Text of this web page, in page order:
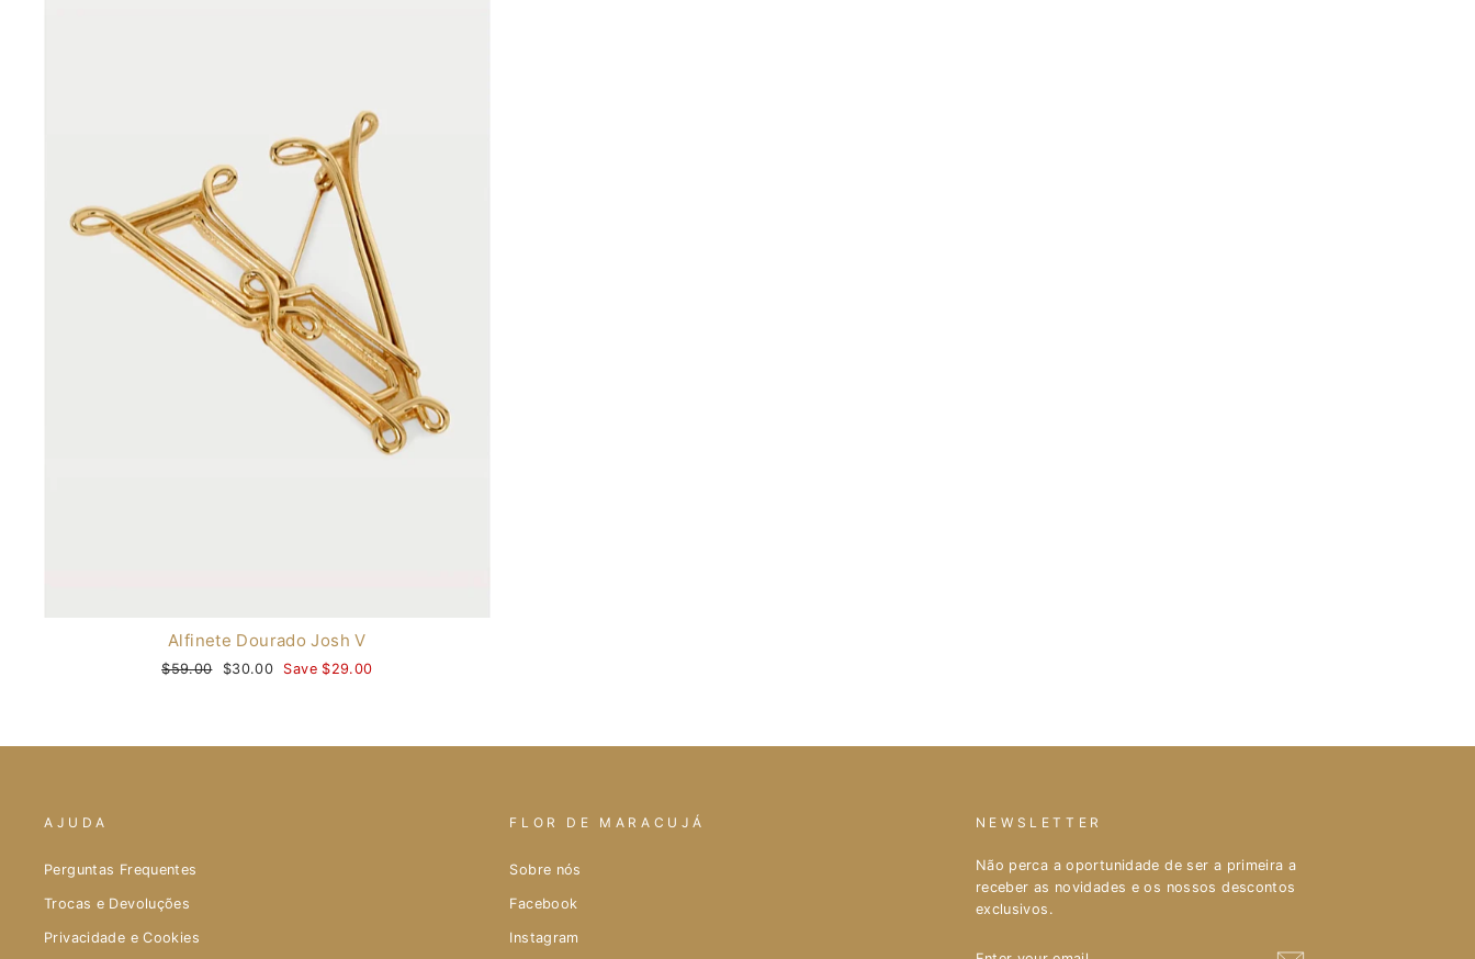
Alfinete Dourado Josh V
Regular
$59.00
Sale
$30.00 Save $29.00
AJUDA
Perguntas Frequentes
Trocas e Devoluções
Privacidade e Cookies
FLOR DE MARACUJÁ
Sobre nós
Facebook
Instagram
NEWSLETTER
Não perca a oportunidade de ser a primeira a
receber as novidades e os nossos descontos
exclusivos.